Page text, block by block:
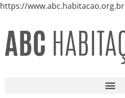
https://www.abc.habitacao.org.br